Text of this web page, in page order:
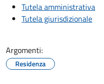
Tutela amministrativa
Tutela giurisdizionale
Argomenti:
Residenza